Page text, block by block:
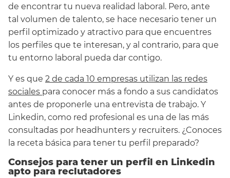
de encontrar tu nueva realidad laboral. Pero, ante
tal volumen de talento, se hace necesario tener un
perfil optimizado y atractivo para que encuentres
los perfiles que te interesan, y al contrario, para que
tu entorno laboral pueda dar contigo.
Y es que 2 de cada 10 empresas utilizan las redes
sociales para conocer más a fondo a sus candidatos
antes de proponerle una entrevista de trabajo. Y
Linkedin, como red profesional es una de las más
consultadas por headhunters y recruiters. ¿Conoces
la receta básica para tener tu perfil preparado?
Consejos para tener un perfil en Linkedin
apto para reclutadores